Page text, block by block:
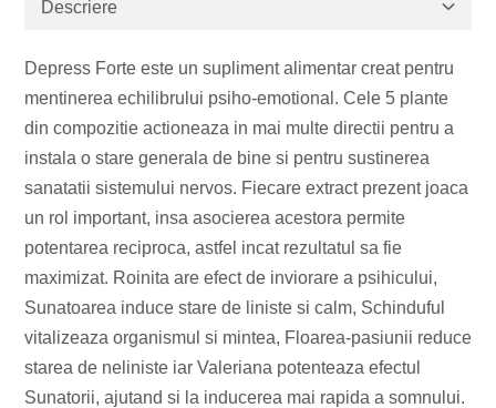
Antiinflamator
Antitumorale
Articulatii sanatoase
Cardiovasculare
Digestie
Imunitate
Somn usor
Produse sanatate sexuala
Produse pentru Ea
Cereale
Paine, faina si mixuri
Sosuri
Uleiuri alimentare
Ulei CBD
Unturi alimentare
Sucuri
Produse instant
Lapte
Paste
Snacksuri
Superalimente
Descriere
Depress Forte este un supliment alimentar creat pentru
mentinerea echilibrului psiho-emotional. Cele 5 plante
din compozitie actioneaza in mai multe directii pentru a
instala o stare generala de bine si pentru sustinerea
sanatatii sistemului nervos. Fiecare extract prezent joaca
un rol important, insa asocierea acestora permite
potentarea reciproca, astfel incat rezultatul sa fie
maximizat. Roinita are efect de inviorare a psihicului,
Sunatoarea induce stare de liniste si calm, Schinduful
vitalizeaza organismul si mintea, Floarea-pasiunii reduce
starea de neliniste iar Valeriana potenteaza efectul
Sunatorii, ajutand si la inducerea mai rapida a somnului.